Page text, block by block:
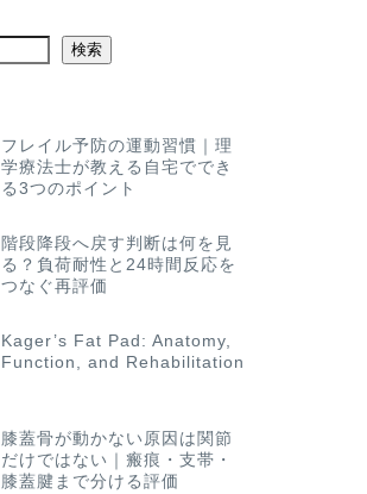
検索
フレイル予防の運動習慣｜理
学療法士が教える自宅ででき
る3つのポイント
階段降段へ戻す判断は何を見
る？負荷耐性と24時間反応を
つなぐ再評価
Kager’s Fat Pad: Anatomy,
Function, and Rehabilitation
膝蓋骨が動かない原因は関節
だけではない｜瘢痕・支帯・
膝蓋腱まで分ける評価